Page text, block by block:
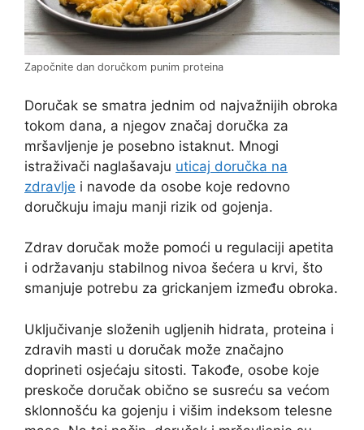
Započnite dan doručkom punim proteina
Doručak se smatra jednim od najvažnijih obroka
tokom dana, a njegov značaj doručka za
mršavljenje je posebno istaknut. Mnogi
istraživači naglašavaju uticaj doručka na
zdravlje i navode da osobe koje redovno
doručkuju imaju manji rizik od gojenja.
Zdrav doručak može pomoći u regulaciji apetita
i održavanju stabilnog nivoa šećera u krvi, što
smanjuje potrebu za grickanjem između obroka.
Uključivanje složenih ugljenih hidrata, proteina i
zdravih masti u doručak može značajno
doprineti osjećaju sitosti. Takođe, osobe koje
preskoče doručak obično se susreću sa većom
sklonnošću ka gojenju i višim indeksom telesne